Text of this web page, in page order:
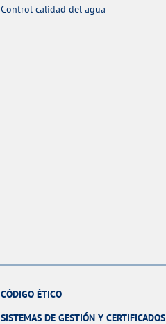
Control calidad del agua
CÓDIGO ÉTICO
SISTEMAS DE GESTIÓN Y CERTIFICADOS